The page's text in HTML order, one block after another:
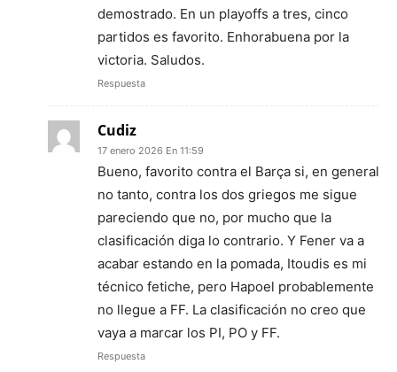
demostrado. En un playoffs a tres, cinco
partidos es favorito. Enhorabuena por la
victoria. Saludos.
Respuesta
Cudiz
17 enero 2026 En 11:59
Bueno, favorito contra el Barça si, en general
no tanto, contra los dos griegos me sigue
pareciendo que no, por mucho que la
clasificación diga lo contrario. Y Fener va a
acabar estando en la pomada, Itoudis es mi
técnico fetiche, pero Hapoel probablemente
no llegue a FF. La clasificación no creo que
vaya a marcar los PI, PO y FF.
Respuesta